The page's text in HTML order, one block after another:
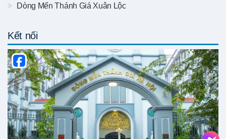
Dòng Mến Thánh Giá Xuân Lộc
Kết nối